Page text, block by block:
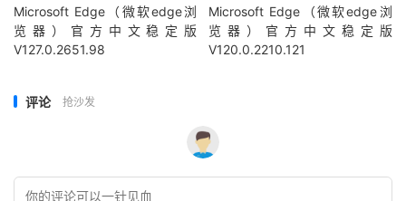
Microsoft Edge（微软edge浏
览器）官方中文稳定版
V127.0.2651.98
Microsoft Edge（微软edge浏
览器）官方中文稳定版
V120.0.2210.121
评论 抢沙发